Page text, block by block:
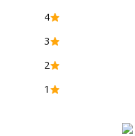
4
3
2
1